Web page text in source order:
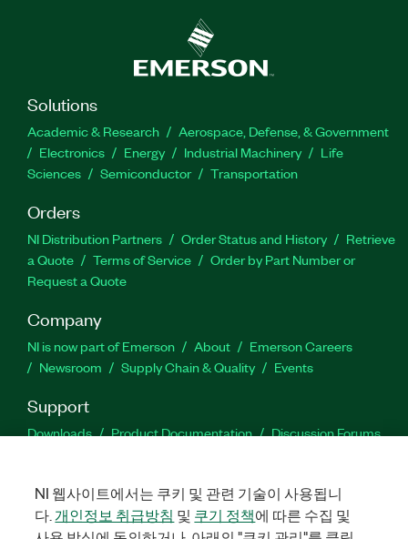
Solutions
Academic & Research
Aerospace, Defense, & Government
Electronics
Energy Industrial Machinery
Life
Sciences
Semiconductor Transportation
Orders
NI Distribution Partners Order Status and History
Retrieve
a Quote
Terms of Service
Order by Part Number or
Request a Quote
Company
NI is now part of Emerson About
Emerson Careers
Newsroom
Supply Chain & Quality Events
Support
Downloads Product Documentation
Discussion Forums
Facebook
TwitterLinkedIn
NI 웹사이트에서는 쿠키 및 관련 기술이 사용됩니
다.개인정보 취급방침 및 쿠기 정책에 따른 수집 및